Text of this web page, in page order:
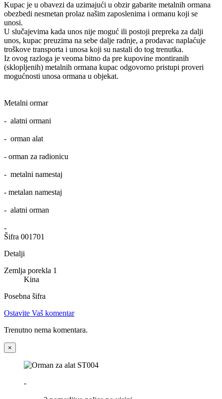
Kupac je u obavezi da uzimajući u obzir gabarite metalnih ormana
obezbedi nesmetan prolaz našim zaposlenima i ormanu koji se
unosi.
U slučajevima kada unos nije moguć ili postoji prepreka za dalji
unos, kupac preuzima na sebe dalje radnje, a prodavac naplaćuje
troškove transporta i unosa koji su nastali do tog trenutka.
Iz ovog razloga je veoma bitno da pre kupovine montiranih
(sklopljenih) metalnih ormana kupac odgovorno pristupi proveri
mogućnosti unosa ormana u objekat.
Metalni ormar
- alatni ormani
- orman alat
- orman za radionicu
- metalni namestaj
- metalan namestaj
- alatni orman
-
Šifra 001701
Detalji
Zemlja porekla 1
Kina
Posebna šifra
Ostavite Vaš komentar
Trenutno nema komentara.
×
-